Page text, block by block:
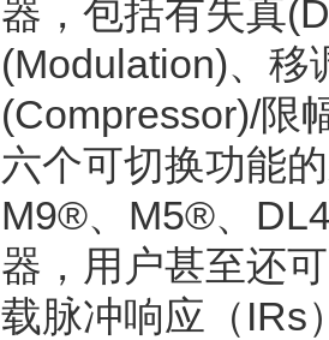
器，包括有失真
(Modulation)、移
(Compressor)/限
六个可切换功能
M9®、M5®、
器，用户甚至还
载脉冲响应（IRs